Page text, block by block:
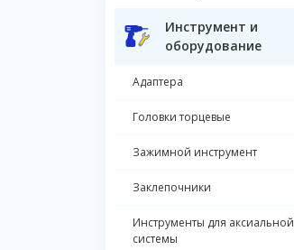
Инструмент и
оборудование
Адаптера
Головки торцевые
Зажимной инструмент
Заклепочники
Инструменты для аксиальной
системы